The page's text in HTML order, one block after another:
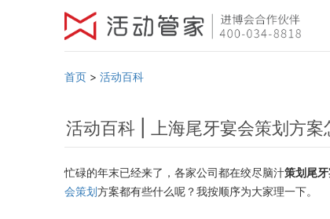
首页 > 活动百科
活动百科 | 上海尾牙宴会策划方案
忙碌的年末已经来了，各家公司都在绞尽脑汁策划尾
会策划方案都有些什么呢？我按顺序为大家理一下。